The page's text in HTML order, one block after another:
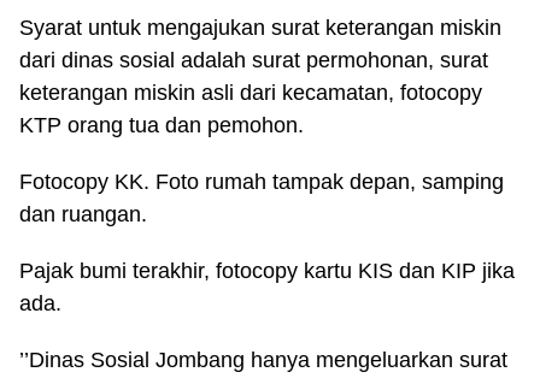
Syarat untuk mengajukan surat keterangan miskin
dari dinas sosial adalah surat permohonan, surat
keterangan miskin asli dari kecamatan, fotocopy
KTP orang tua dan pemohon.
Fotocopy KK. Foto rumah tampak depan, samping
dan ruangan.
Pajak bumi terakhir, fotocopy kartu KIS dan KIP jika
ada.
’’Dinas Sosial Jombang hanya mengeluarkan surat